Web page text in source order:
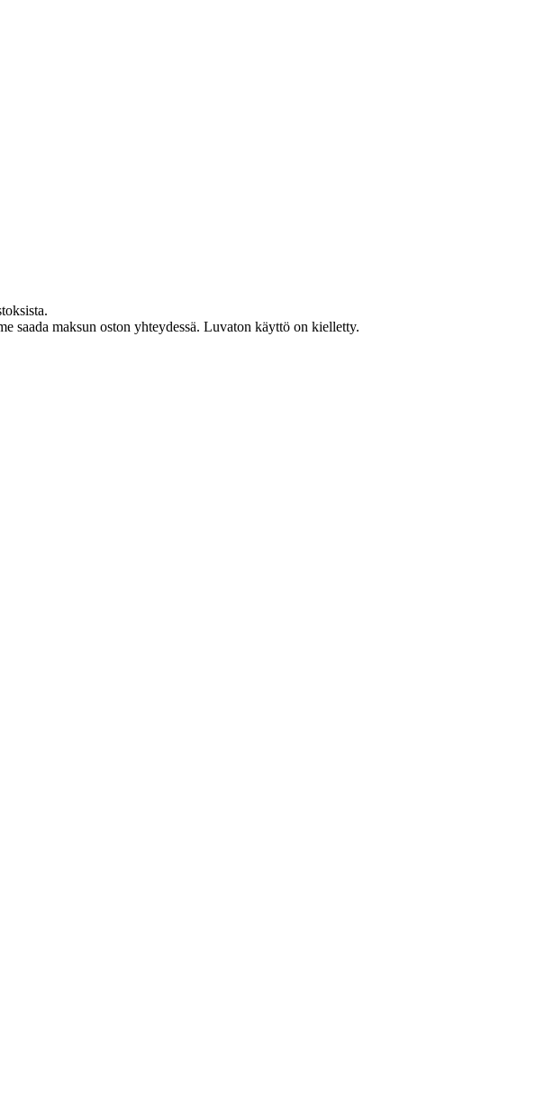
saada maksun oston yhteydessä. Luvaton käyttö on kielletty.